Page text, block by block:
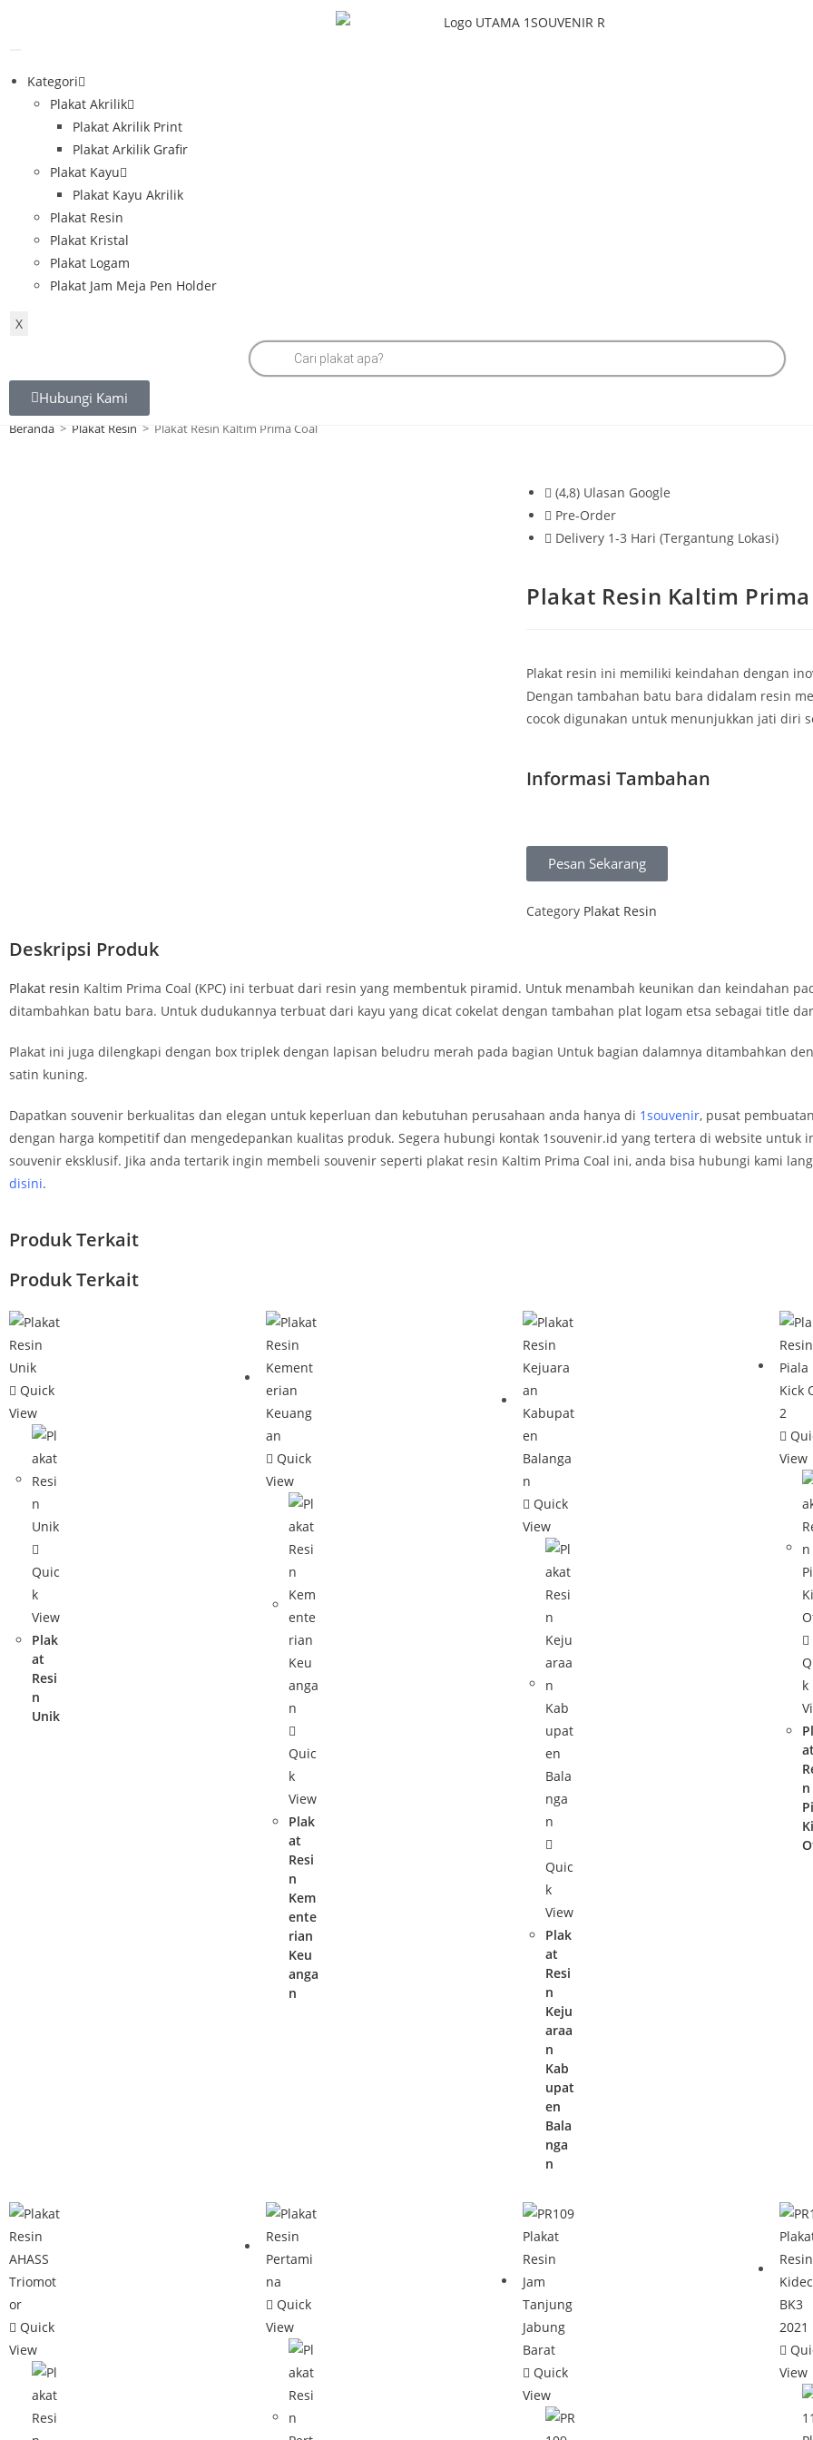
Kategori
Plakat Akrilik
Plakat Akrilik Print
Plakat Arkilik Grafir
Plakat Kayu
Plakat Kayu Akrilik
Plakat Resin
Plakat Kristal
Plakat Logam
Plakat Jam Meja Pen Holder
X
Hubungi Kami
Beranda > Plakat Resin > Plakat Resin Kaltim Prima Coal
(4,8) Ulasan Google
Pre-Order
Delivery 1-3 Hari (Tergantung Lokasi)
Plakat Resin Kaltim
Plakat resin ini memiliki keindahan dengan
Dengan tambahan batu bara didalam resin
cocok digunakan untuk menunjukkan jati diri
Informasi Tambahan
Pesan Sekarang
Category Plakat Resin
Deskripsi Produk
Plakat resin Kaltim Prima Coal (KPC) ini terbuat dari resin yang membentuk piramid. Untuk menambah keunikan dan keindahan
ditambahkan batu bara. Untuk dudukannya terbuat dari kayu yang dicat cokelat dengan tambahan plat logam etsa sebagai title
Plakat ini juga dilengkapi dengan box triplek dengan lapisan beludru merah pada bagian Untuk bagian dalamnya ditambahkan
satin kuning.
Dapatkan souvenir berkualitas dan elegan untuk keperluan dan kebutuhan perusahaan anda hanya di 1souvenir, pusat
dengan harga kompetitif dan mengedepankan kualitas produk. Segera hubungi kontak 1souvenir.id yang tertera di website untuk
souvenir eksklusif. Jika anda tertarik ingin membeli souvenir seperti plakat resin Kaltim Prima Coal ini, anda bisa hubungi kami
disini.
Produk Terkait
Produk Terkait
Quick
View
Quic
k
View
Plak
at
Resi
n
Unik
Quick
View
Quic
k
View
Plak
at
Resi
n
Kem
ente
rian
Keu
anga
n
Quick
View
Quic
k
View
Plak
at
Resi
n
Keju
araa
n
Kab
upat
en
Bala
nga
n
View
k
n
Quick
View
Quick
View
Quick
View
View